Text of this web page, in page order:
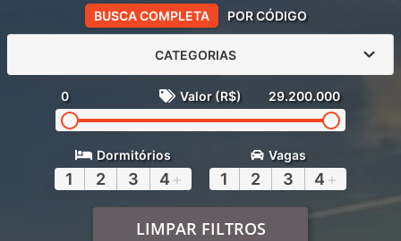
BUSCA COMPLETA POR CÓDIGO
CATEGORIAS
0 Valor (R$) 29.200.000
Dormitórios
1 2 3 4 +
Vagas
1 2 3 4 +
LIMPAR FILTROS